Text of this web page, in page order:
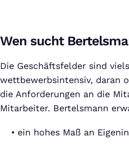
Wen sucht
Die Geschäftsfelder sind
wettbewerbsintensiv, daran
die Anforderungen an die
Mitarbeiter. Bertelsmann
ein hohes Maß an